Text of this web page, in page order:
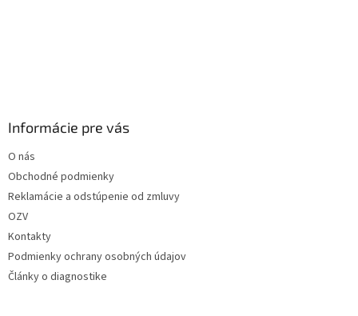
Informácie pre vás
O nás
Obchodné podmienky
Reklamácie a odstúpenie od zmluvy
OZV
Kontakty
Podmienky ochrany osobných údajov
Články o diagnostike